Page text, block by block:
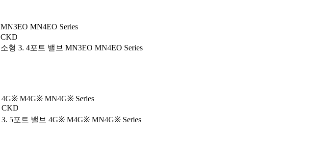
MN3EO MN4EO Series
CKD
소형 3. 4포트 밸브 MN3EO MN4EO Series
4G※ M4G※ MN4G※ Series
CKD
3. 5포트 밸브 4G※ M4G※ MN4G※ Series